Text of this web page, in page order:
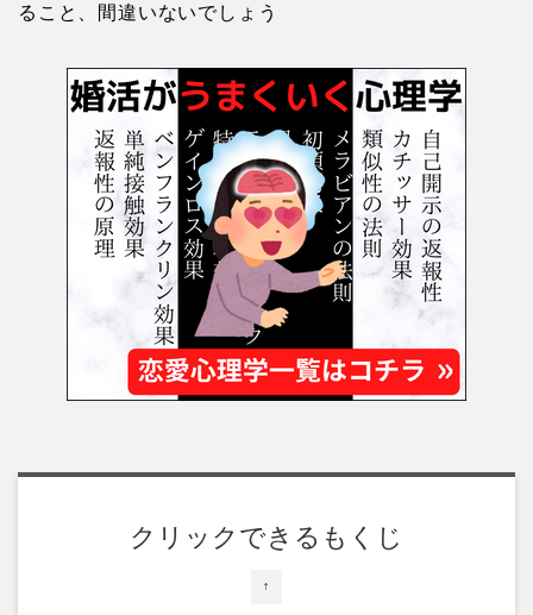
ること、間違いないでしょう
↑
クリックできるもくじ